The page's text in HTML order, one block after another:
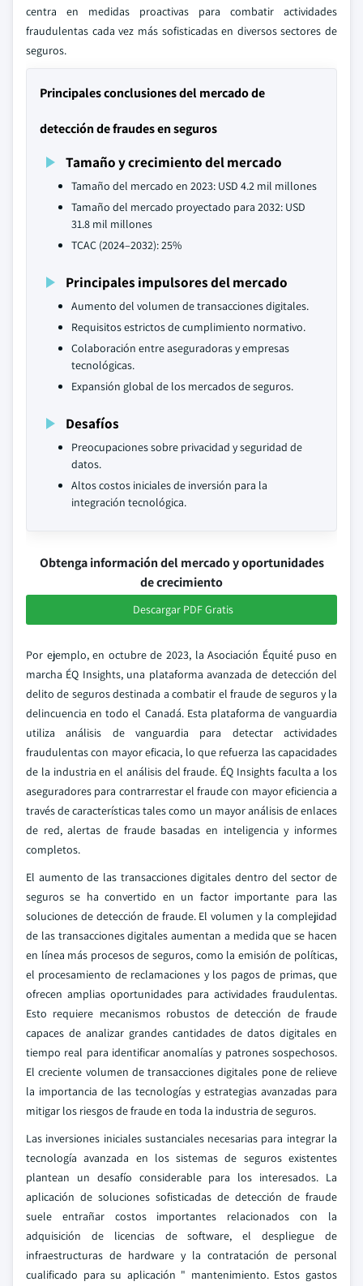
centra en medidas proactivas para combatir actividades
fraudulentas cada vez más sofisticadas en diversos sectores de
seguros.
Principales conclusiones del mercado de
detección de fraudes en seguros
Tamaño y crecimiento del mercado
Tamaño del mercado en 2023: USD 4.2 mil millones
Tamaño del mercado proyectado para 2032: USD
31.8 mil millones
TCAC (2024–2032): 25%
Principales impulsores del mercado
Aumento del volumen de transacciones digitales.
Requisitos estrictos de cumplimiento normativo.
Colaboración entre aseguradoras y empresas
tecnológicas.
Expansión global de los mercados de seguros.
Desafíos
Preocupaciones sobre privacidad y seguridad de
datos.
Altos costos iniciales de inversión para la
integración tecnológica.
Obtenga información del mercado y oportunidades
de crecimiento
Descargar PDF Gratis
Por ejemplo, en octubre de 2023, la Asociación Équité puso en
marcha ÉQ Insights, una plataforma avanzada de detección del
delito de seguros destinada a combatir el fraude de seguros y la
delincuencia en todo el Canadá. Esta plataforma de vanguardia
utiliza análisis de vanguardia para detectar actividades
fraudulentas con mayor eficacia, lo que refuerza las capacidades
de la industria en el análisis del fraude. ÉQ Insights faculta a los
aseguradores para contrarrestar el fraude con mayor eficiencia a
través de características tales como un mayor análisis de enlaces
de red, alertas de fraude basadas en inteligencia y informes
completos.
El aumento de las transacciones digitales dentro del sector de
seguros se ha convertido en un factor importante para las
soluciones de detección de fraude. El volumen y la complejidad
de las transacciones digitales aumentan a medida que se hacen
en línea más procesos de seguros, como la emisión de políticas,
el procesamiento de reclamaciones y los pagos de primas, que
ofrecen amplias oportunidades para actividades fraudulentas.
Esto requiere mecanismos robustos de detección de fraude
capaces de analizar grandes cantidades de datos digitales en
tiempo real para identificar anomalías y patrones sospechosos.
El creciente volumen de transacciones digitales pone de relieve
la importancia de las tecnologías y estrategias avanzadas para
mitigar los riesgos de fraude en toda la industria de seguros.
Las inversiones iniciales sustanciales necesarias para integrar la
tecnología avanzada en los sistemas de seguros existentes
plantean un desafío considerable para los interesados. La
aplicación de soluciones sofisticadas de detección de fraude
suele entrañar costos importantes relacionados con la
adquisición de licencias de software, el despliegue de
infraestructuras de hardware y la contratación de personal
cualificado para su aplicación " mantenimiento. Estos gastos